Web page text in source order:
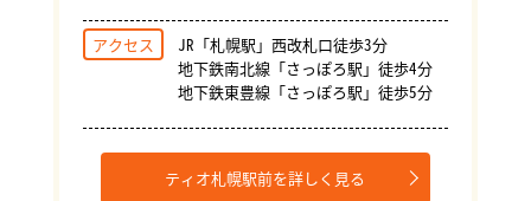
アクセス
JR「札幌駅」西改札口徒歩3分
地下鉄南北線「さっぽろ駅」徒歩4分
地下鉄東豊線「さっぽろ駅」徒歩5分
ティオ札幌駅前を詳しく見る